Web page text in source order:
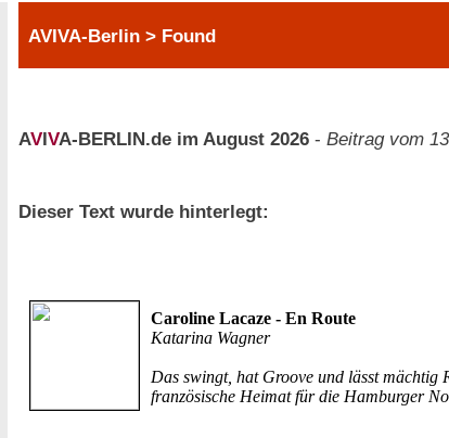
AVIVA-Berlin > Found
AV VA-BERLIN.de im August 2026 - Beitrag vom
Dieser Text wurde hinterlegt:
Caroline Lacaze - En Route
Katarina Wagner
Das swingt, hat Groove und lässt mächtig
französische Heimat für die Hamburger